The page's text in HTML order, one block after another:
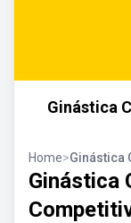
Ginástica
Home>Ginástica
Ginástica